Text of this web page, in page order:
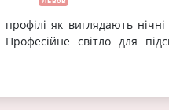
як виглядають
світло для